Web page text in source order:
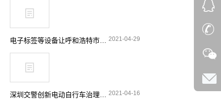
2021-04-29
2021-04-16